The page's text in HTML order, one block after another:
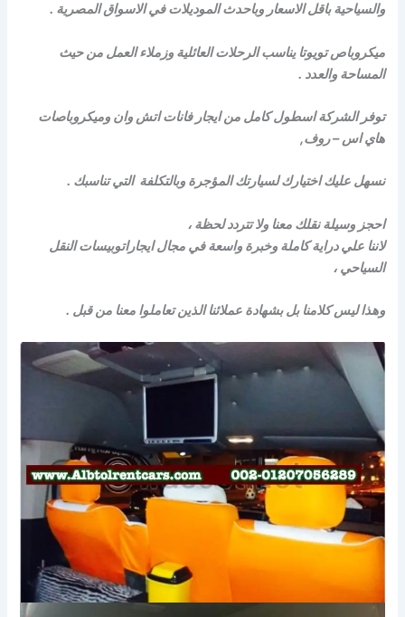
والسياحية باقل الاسعار وباحدث الموديلات في الاسواق المصرية .
ميكروباص تويوتا يناسب الرحلات العائلية وزملاء العمل من حيث
المساحة والعدد .
توفر الشركة اسطول كامل من ايجار فانات اتش وان وميكروباصات
هاي اس – روف,
نسهل عليك اختيارك لسيارتك المؤجرة وبالتكلفة التي تناسبك .
احجز وسيلة نقلك معنا ولا تتردد لحظة ،
لاننا علي دراية كاملة وخبرة واسعة في مجال ايجاراتوبيسات النقل
السياحي ،
وهذا ليس كلامنا بل بشهادة عملائنا الذين تعاملوا معنا من قبل .